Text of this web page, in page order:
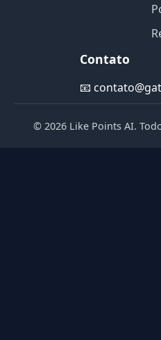
Contato
📧
© 2026 Like Points AI.